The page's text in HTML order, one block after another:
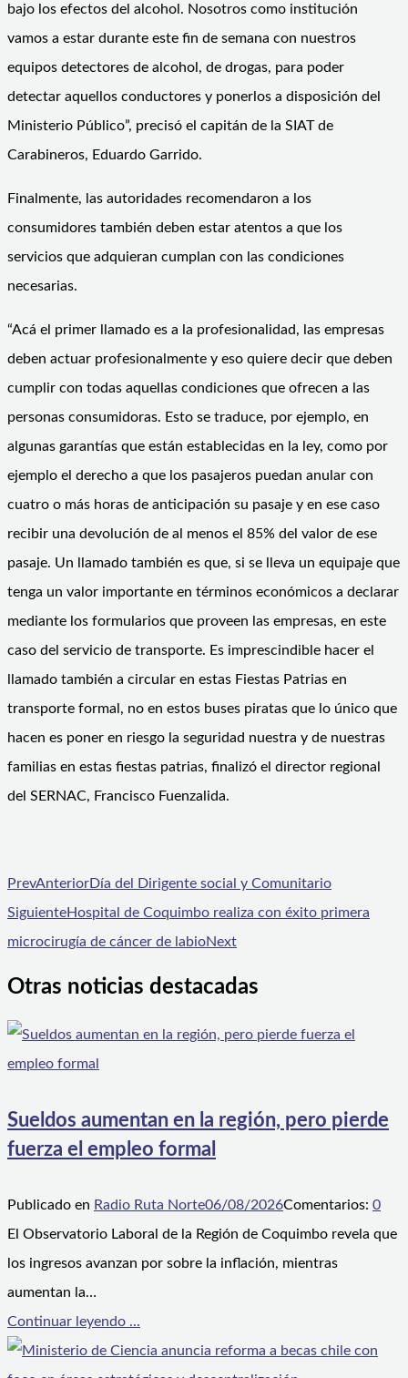
bajo los efectos del alcohol. Nosotros como institución
vamos a estar durante este fin de semana con nuestros
equipos detectores de alcohol, de drogas, para poder
detectar aquellos conductores y ponerlos a disposición del
Ministerio Público”, precisó el capitán de la SIAT de
Carabineros, Eduardo Garrido.
Finalmente, las autoridades recomendaron a los
consumidores también deben estar atentos a que los
servicios que adquieran cumplan con las condiciones
necesarias.
“Acá el primer llamado es a la profesionalidad, las empresas
deben actuar profesionalmente y eso quiere decir que deben
cumplir con todas aquellas condiciones que ofrecen a las
personas consumidoras. Esto se traduce, por ejemplo, en
algunas garantías que están establecidas en la ley, como por
ejemplo el derecho a que los pasajeros puedan anular con
cuatro o más horas de anticipación su pasaje y en ese caso
recibir una devolución de al menos el 85% del valor de ese
pasaje. Un llamado también es que, si se lleva un equipaje que
tenga un valor importante en términos económicos a declarar
mediante los formularios que proveen las empresas, en este
caso del servicio de transporte. Es imprescindible hacer el
llamado también a circular en estas Fiestas Patrias en
transporte formal, no en estos buses piratas que lo único que
hacen es poner en riesgo la seguridad nuestra y de nuestras
familias en estas fiestas patrias, finalizó el director regional
del SERNAC, Francisco Fuenzalida.
PrevAnteriorDía del Dirigente social y Comunitario
SiguienteHospital de Coquimbo realiza con éxito primera
microcirugía de cáncer de labioNext
Otras noticias destacadas
Sueldos aumentan en la región, pero pierde
fuerza el empleo formal
Publicado en Radio Ruta Norte06/08/2026Comentarios: 0
El Observatorio Laboral de la Región de Coquimbo revela que
los ingresos avanzan por sobre la inflación, mientras
aumentan la…
Continuar leyendo ...